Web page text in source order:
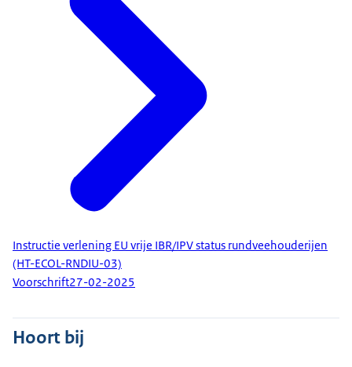
Instructie verlening EU vrije IBR/IPV status rundveehouderijen
(HT-ECOL-RNDIU-03)
Voorschrift27-02-2025
Hoort bij